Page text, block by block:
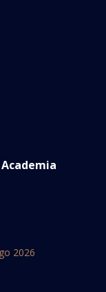
Academia
2026